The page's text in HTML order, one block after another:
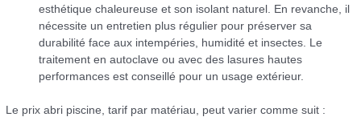
esthétique chaleureuse et son isolant naturel. En revanche, il
nécessite un entretien plus régulier pour préserver sa
durabilité face aux intempéries, humidité et insectes. Le
traitement en autoclave ou avec des lasures hautes
performances est conseillé pour un usage extérieur.
Le prix abri piscine, tarif par matériau, peut varier comme suit :